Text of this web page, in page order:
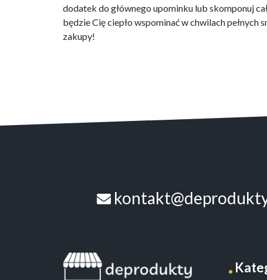
dodatek do głównego upominku lub skomponuj
będzie Cię ciepło wspominać w chwilach
zakupy!